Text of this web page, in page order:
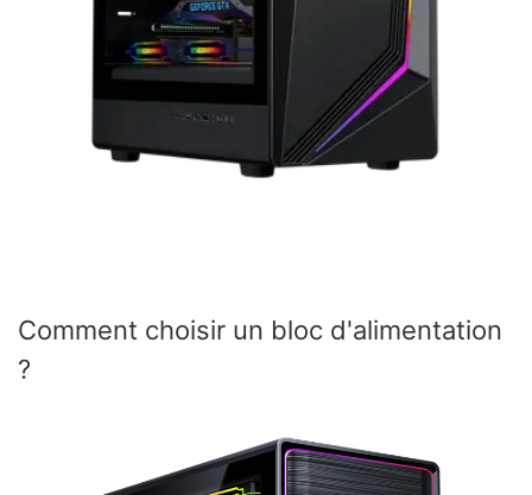
Comment choisir un bloc d'alimentation
?